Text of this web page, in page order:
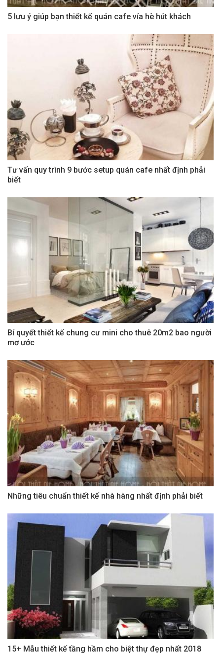
5 lưu ý giúp bạn thiết kế quán cafe vỉa hè hút khách
Tư vấn quy trình 9 bước setup quán cafe nhất định phải
biết
Bí quyết thiết kế chung cư mini cho thuê 20m2 bao người
mơ ước
Những tiêu chuẩn thiết kế nhà hàng nhất định phải biết
15+ Mẫu thiết kế tầng hầm cho biệt thự đẹp nhất 2018